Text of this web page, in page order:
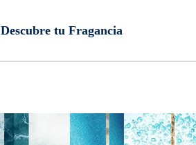
Descubre tu Fragancia